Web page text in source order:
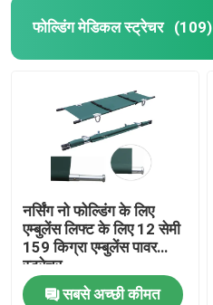
फोल्डिंग मेडिकल स्ट्रेचर (109)
नर्सिंग नो फोल्डिंग के लिए
एम्बुलेंस लिफ्ट के लिए 12 सेमी
159 किग्रा एम्बुलेंस पावर
स्ट्रेचर
सबसे अच्छी कीमत